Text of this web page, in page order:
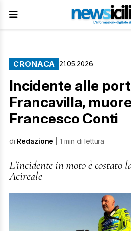
CRONACA 21.05.2026
Incidente alle
Francavilla,
Francesco Conti
di Redazione | 1 min di lettura
L'incidente in moto è costato
Acireale